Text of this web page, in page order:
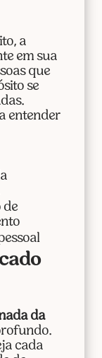
a
em sua
que
se
entender
de
da
cada